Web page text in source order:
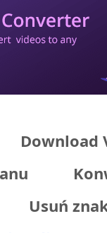
Download
Usuń